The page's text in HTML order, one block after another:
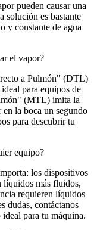
pueden causar una
solución es bastante
y constante de agua
el vapor?
a Pulmón" (DTL)
para equipos de
(MTL) imita la
la boca un segundo
para descubrir tu
equipo?
los dispositivos
líquidos más fluidos,
requieren líquidos
dudas, contáctanos
para tu máquina.